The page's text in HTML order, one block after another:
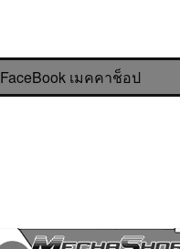
FaceBook เมคคาช็อป